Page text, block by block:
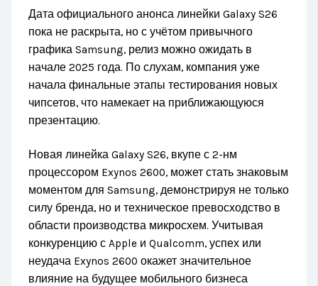
Дата официального анонса линейки Galaxy S26
пока не раскрыта, но с учётом привычного
графика Samsung, релиз можно ожидать в
начале 2025 года. По слухам, компания уже
начала финальные этапы тестирования новых
чипсетов, что намекает на приближающуюся
презентацию.
Новая линейка Galaxy S26, вкупе с 2-нм
процессором Exynos 2600, может стать знаковым
моментом для Samsung, демонстрируя не только
силу бренда, но и техническое превосходство в
области производства микросхем. Учитывая
конкуренцию с Apple и Qualcomm, успех или
неудача Exynos 2600 окажет значительное
влияние на будущее мобильного бизнеса